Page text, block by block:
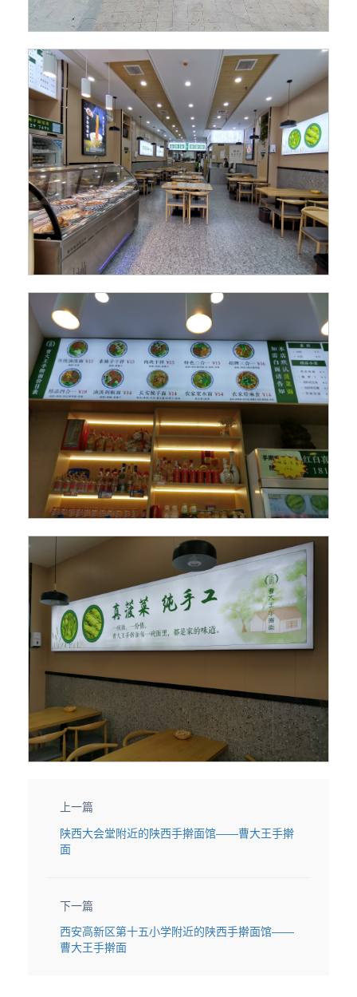
上一篇
陕西大会堂附近的陕西手擀面馆——曹大王手擀
面
下一篇
西安高新区第十五小学附近的陕西手擀面馆——
曹大王手擀面